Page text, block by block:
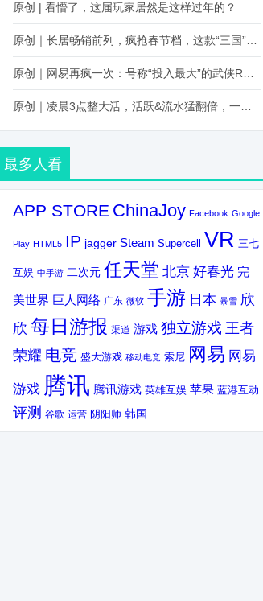
原创 | 看懵了，这届玩家居然是这样过年的？
最多人看
APP STORE ChinaJoy Facebook Google
Play HTML5 IP jagger Steam Supercell VR 三七
互娱 中手游 二次元 任天堂 北京 好春光 完
美世界 巨人网络 广东 微软 手游 日本 暴雪 欣
欣 每日游报 渠道 游戏 独立游戏 王者
荣耀 电竞 盛大游戏 移动电竞 索尼 网易 网易
游戏 腾讯 腾讯游戏 英雄互娱 苹果 蓝港互动
评测 谷歌 运营 阴阳师 韩国